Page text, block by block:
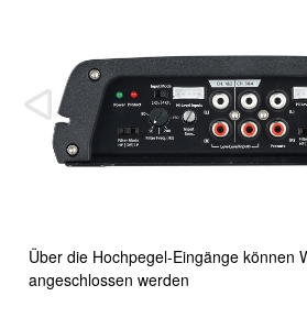
Über die Hochpegel-Eingänge können
angeschlossen werden